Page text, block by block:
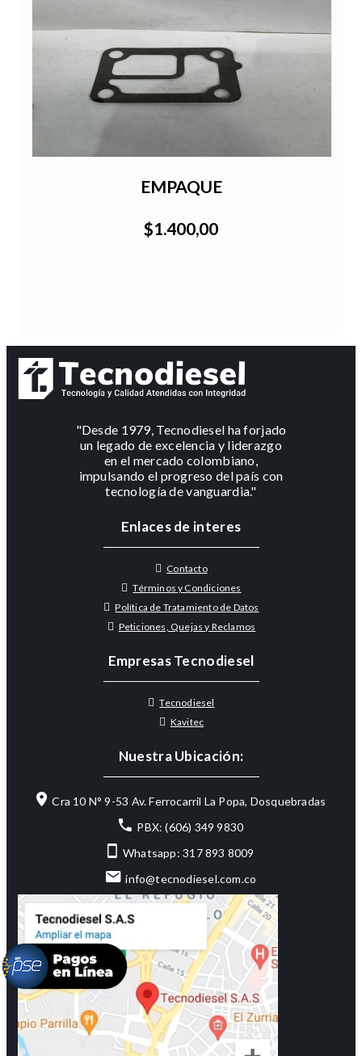
EMPAQUE
$1.400,00
"Desde 1979, Tecnodiesel ha forjado
un legado de excelencia y liderazgo
en el mercado colombiano,
impulsando el progreso del país con
tecnología de vanguardia."
Enlaces de interes
Contacto
Términos y Condiciones
Política de Tratamiento de Datos
Peticiones, Quejas y Reclamos
Empresas Tecnodiesel
Tecnodiesel
Kavitec
Nuestra Ubicación:
Cra 10 N° 9-53 Av. Ferrocarril La Popa, Dosquebradas
PBX: (606) 349 9830
Whatsapp: 317 893 8009
info@tecnodiesel.com.co